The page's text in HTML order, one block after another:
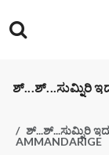
ಶ್...ಶ್...ಸುಮ್ನಿರಿ
ಶ್...ಶ್...ಸುಮ್ನಿರಿ
AMMANDARIGE